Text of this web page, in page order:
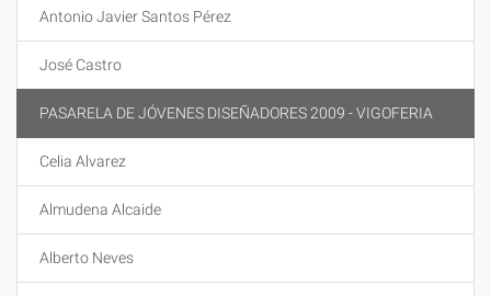
Antonio Javier Santos Pérez
José Castro
PASARELA DE JÓVENES DISEÑADORES 2009 - VIGOFERIA
Celia Alvarez
Almudena Alcaide
Alberto Neves